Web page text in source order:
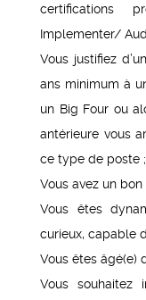
certifications
Implementer/
Vous justifiez
ans minimum à
un Big Four ou
antérieure vous
ce type de poste ;
Vous avez un
Vous êtes
curieux, capable
Vous êtes âgé(e)
Vous souhaitez